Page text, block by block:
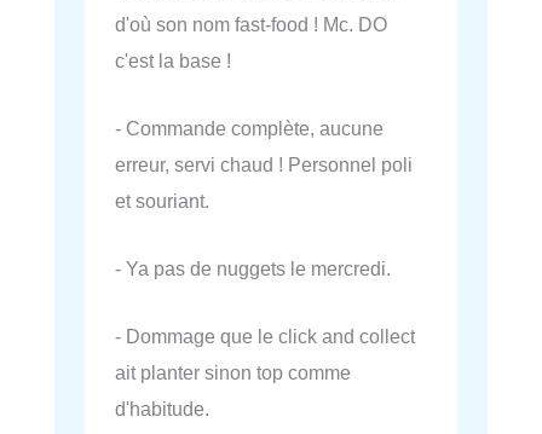
d'où son nom fast-food ! Mc. DO
c'est la base !
- Commande complète, aucune
erreur, servi chaud ! Personnel poli
et souriant.
- Ya pas de nuggets le mercredi.
- Dommage que le click and collect
ait planter sinon top comme
d'habitude.